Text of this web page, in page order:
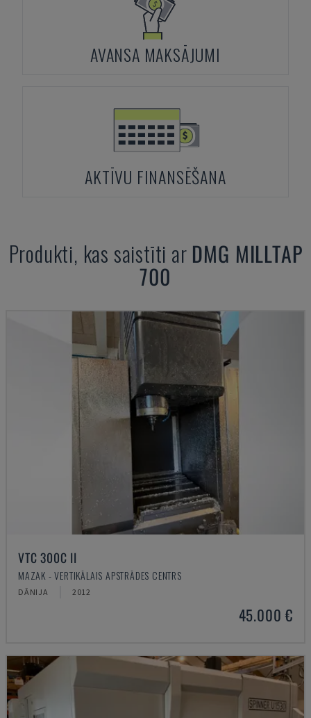
AVANSA MAKSĀJUMI
AKTĪVU FINANSĒŠANA
Produkti, kas saistīti ar DMG MILLTAP
700
VTC 300C II
MAZAK - VERTIKĀLAIS APSTRĀDES CENTRS
DĀNIJA 2012
45.000 €